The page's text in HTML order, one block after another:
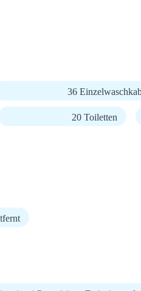
36
20 Toiletten